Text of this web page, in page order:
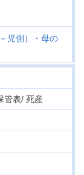
児側）・母の
管表/ 死産